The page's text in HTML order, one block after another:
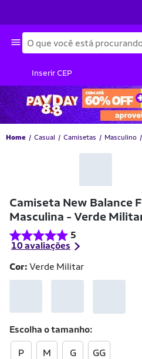
Busca
Inserir CEP
Home Casual Camisetas Masculino
Camiseta New Balance
Masculina - Verde
5
10 avaliações
-19%
Cor: Verde Militar
Escolha otamanho
P M G GG